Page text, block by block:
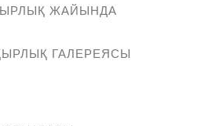
ЖАЙЫНДА
ГАЛЕРЕЯСЫ